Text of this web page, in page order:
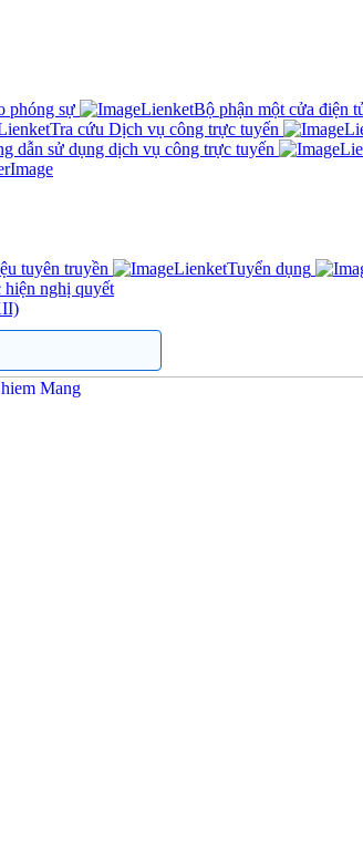
phóng sự Bộ phận một cửa điện
Tra cứu Dịch vụ công trực tuyến
dẫn sử dụng dịch vụ công trực tuyến
tuyên truyền Tuyển dụng
hiện nghị quyết